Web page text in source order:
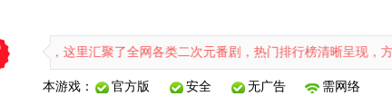
汇聚了全网各类二次元番剧，热门排行榜清晰呈现，方便你快
本游戏： 官方版 安全 无广告
需网络